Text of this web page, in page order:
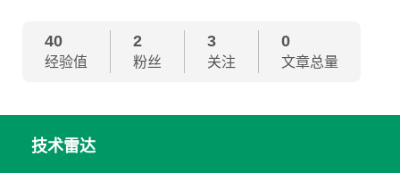
40
经验值
2
粉丝
3
关注
0
文章总量
技术雷达